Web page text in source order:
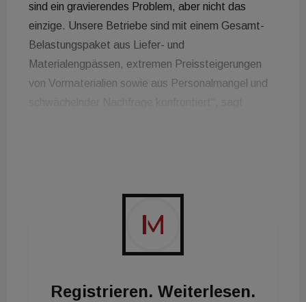
sind ein gravierendes Problem, aber nicht das
einzige. Unsere Betriebe sind mit einem Gesamt-
Belastungspaket aus Liefer- und
Materialengpässen, extremen Preissteigerungen
von Vormaterialien sowie aus Personalmangel und
zum Letzten gefordert.“
Nicht auf Vor-Corona-Niveau
Gewerbe und Handwerk in Österreich die Einbußen
Registrieren. Weiterlesen.